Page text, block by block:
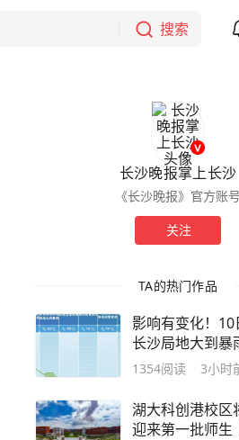
搜索
长沙晚报掌上长沙
《长沙晚报》官方账号
关注
TA的热门作品
影响有变化！10
长沙局地大到暴
1354阅读 3小时
湖大科创港校区
迎来第一批师生